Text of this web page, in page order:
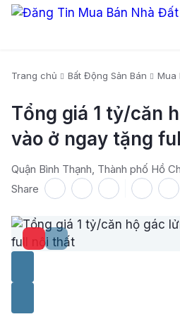
Trang chủ Bất Động Sản Bán Mua
Tổng giá 1 tỷ/căn
vào ở ngay tặng
Quận Bình Thạnh, Thành phố Hồ
Share